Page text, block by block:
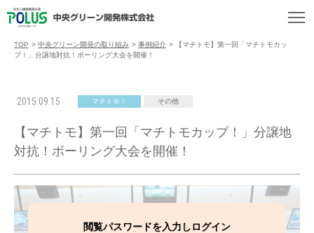
TOP > 中央グリーン開発の取り組み > 事例紹介 >
【マチトモ】第一回「マチトモカッ
プ！」分譲地対抗！ボーリング大会を開催！
2015.09.15 マチトモ！ その他
【マチトモ】第一回「マチトモカップ！」分譲地
対抗！ボーリング大会を開催！
閲覧パスワードを入力しログイン